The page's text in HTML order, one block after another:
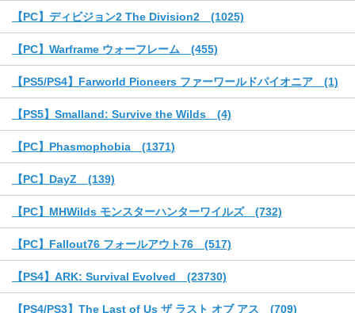
【PC】ディビジョン2 The Division2 (1025)
【PC】Warframe ウォーフレーム (455)
【PS5/PS4】Farworld Pioneers ファーワールドパイオニア (1)
【PS5】Smalland: Survive the Wilds (4)
【PC】Phasmophobia (1371)
【PC】DayZ (139)
【PC】MHWilds モンスターハンターワイルズ (732)
【PC】Fallout76 フォールアウト76 (517)
【PS4】ARK: Survival Evolved (23730)
【PS4/PS3】The Last of Us ザ ラスト オブ アス (709)